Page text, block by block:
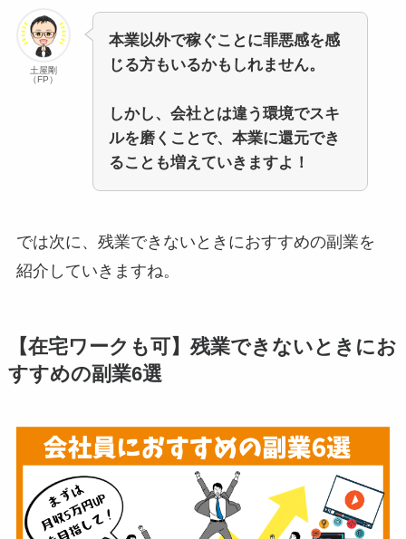
土屋剛
（FP）
本業以外で稼ぐことに罪悪感を感
じる方もいるかもしれません。
しかし、会社とは違う環境でスキ
ルを磨くことで、本業に還元でき
ることも増えていきますよ！
では次に、残業できないときにおすすめの副業を
紹介していきますね。
【在宅ワークも可】残業できないときにお
すすめの副業6選